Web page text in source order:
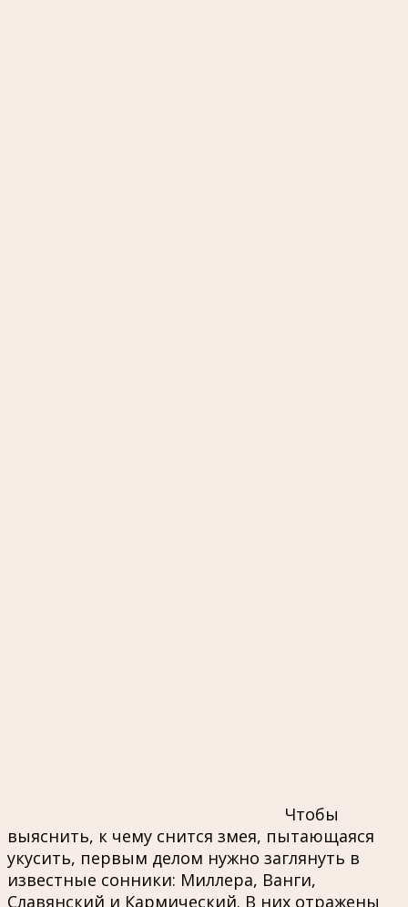
Чтобы
выяснить, к чему снится змея, пытающаяся
укусить, первым делом нужно заглянуть в
известные сонники: Миллера, Ванги,
Славянский и Кармический. В них отражены